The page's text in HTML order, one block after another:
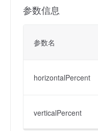
参数信息
参数名
horizontalPercent
verticalPercent